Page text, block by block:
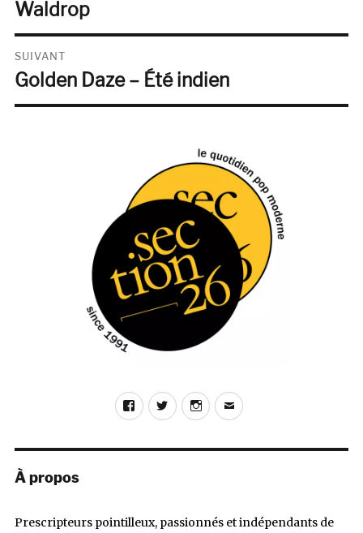
Waldrop
SUIVANT
Publication
Golden Daze – Été indien
FacebookTwitterInstagram
E-
À propos
Prescripteurs pointilleux, passionnés et indépendants de